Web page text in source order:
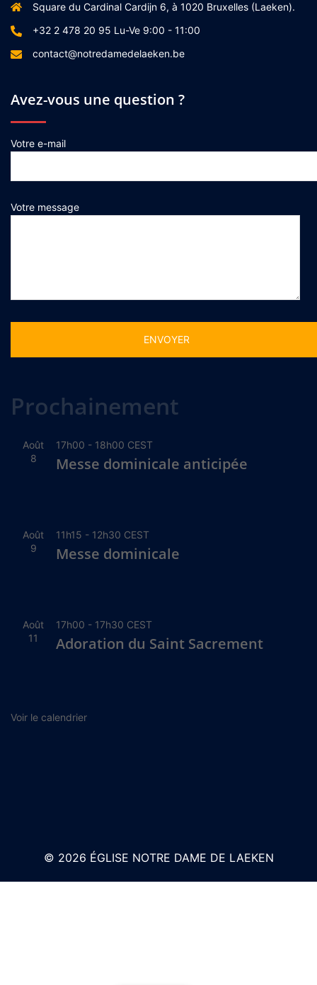
Square du Cardinal Cardijn 6, à 1020 Bruxelles (Laeken).
+32 2 478 20 95 Lu-Ve 9:00 - 11:00
contact@notredamedelaeken.be
Avez-vous une question ?
Votre e-mail
Votre message
Prochainement
Août
8
17h00 - 18h00 CEST
Messe dominicale anticipée
Août
9
11h15 - 12h30 CEST
Messe dominicale
Août
11
17h00 - 17h30 CEST
Adoration du Saint Sacrement
Voir le calendrier
© 2026 ÉGLISE NOTRE DAME DE LAEKEN